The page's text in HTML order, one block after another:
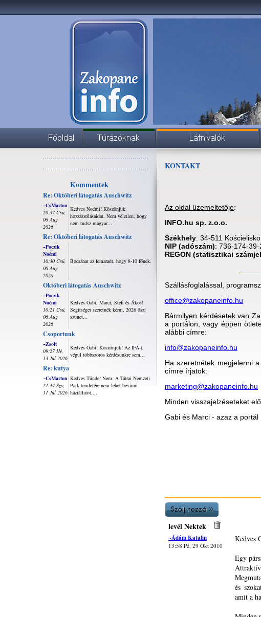
Kommentek
Re: Októberi látogatás Auschwitz
~CsMarton
20:37 Csü,
06 Aug
2026
Kedves Noémi! Köszönjük
hozzászólásaidat. Nem véletlen, hogy
nem tudsz magyar...
Re: Októberi látogatás Auschwitz
~Poczik
Noémi
10:30 Csü,
06 Aug
2026
Bocsánat az lemaradt, hogy 8-10 főnek.
Októberi látogatás Auschwitz
~Poczik
Noémi
10:21 Csü,
06 Aug
2026
Kedves Gabi, Marci, Stefi és Ákos!
Segítséget szeretnék kérni, 2026 őszi
szünet...
Csoportunk
~Zsolt
09:27 Hé,
13 Júl 2026
Kedves Gabi! Köszönjük! Az IFA-t,
végül többszörös kérdésünkre sem...
Re: kutya
~CsMarton
21:44 Szo,
11 Júl 2026
Kedves Tünde! Nem. A Tátrai Nemzeti
Park területére nem lehet bevinni
háziállatot,...
KONTAKT
Az oldal üzemeltetője:
INFO.hu sp. z.o.o.
Székhely: 34-511
NIP (adószám): 736-174-39-
REGON (statisztikai
Szállásfoglalással,
office@zakopaneinfo.hu
Bármilyen kérdésetek van
a portálon, vagy éppen
alábbi címre:
info@zakopaneinfo.hu
Ha szeretnétek megjelenni
címre írjatok:
marketing@zakopaneinfo.hu
Minden visszajelzéseteket
Gabi és Marci - azaz a portál
levél Nektek
~Ádám Katalin
13:58 Pé, 29 Okt 2010
Kedves
Egy
és
amit a